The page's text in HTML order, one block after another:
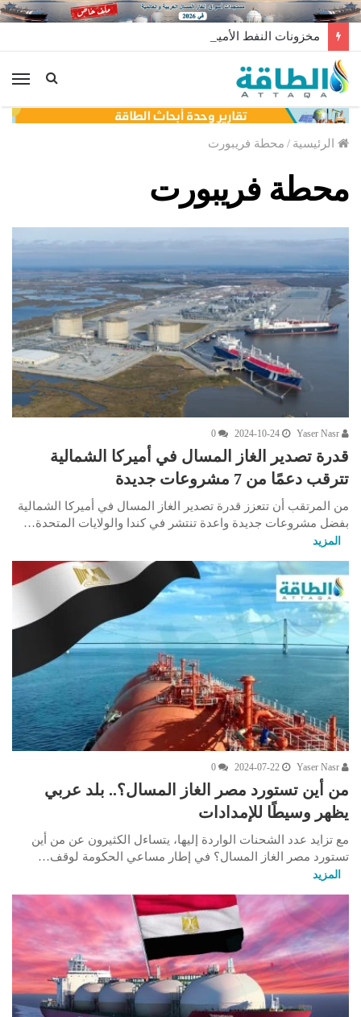
الرئيسية / محطة فريبورت
محطة فريبورت
2024-10-24
0
قدرة تصدير الغاز المسال في أميركا الشمالية
تترقب دعمًا من 7 مشروعات جديدة
من المرتقب أن تتعزز قدرة تصدير الغاز المسال في أميركا الشمالية
بفضل مشروعات جديدة واعدة تنتشر في كندا والولايات المتحدة…
المزيد
2024-07-22
0
من أين تستورد مصر الغاز المسال؟.. بلد عربي
يظهر وسيطًا للإمدادات
مع تزايد عدد الشحنات الواردة إليها، يتساءل الكثيرون عن من أين
تستورد مصر الغاز المسال؟ في إطار مساعي الحكومة لوقف…
المزيد